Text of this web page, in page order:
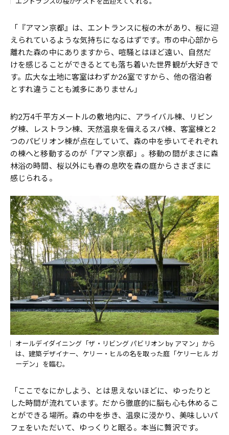
「『アマン京都』は、エントランスに桜の木があり、桜に迎
えられているような気持ちになるはずです。市の中心部から
離れた森の中にありますから、喧騒とはほど遠い、自然だ
けを感じることができるとても落ち着いた世界観が大好きで
す。広大な土地に客室はわずか26室ですから、他の宿泊者
とすれ違うことも滅多にありません」
約2万4千平方メートルの敷地内に、アライバル棟、リビン
グ棟、レストラン棟、天然温泉を備えるスパ棟、客室棟と2
つのパビリオン棟が点在していて、森の中を歩いてそれぞれ
の棟へと移動するのが「アマン京都」。移動の間がまさに森
林浴の時間、桜以外にも春の息吹を森の庭からさまざまに
感じられる。
オールデイダイニング「ザ・リビング パビリオン by アマン」から
は、建築デザイナー、ケリー・ヒルの名を取った庭「ケリーヒル ガ
ーデン」を臨む。
「ここでなにかしよう、とは思えないほどに、ゆったりと
した時間が流れています。だから徹底的に脳も心も休めるこ
とができる場所。森の中を歩き、温泉に浸かり、美味しいパ
フェをいただいて、ゆっくりと眠る。本当に贅沢です。